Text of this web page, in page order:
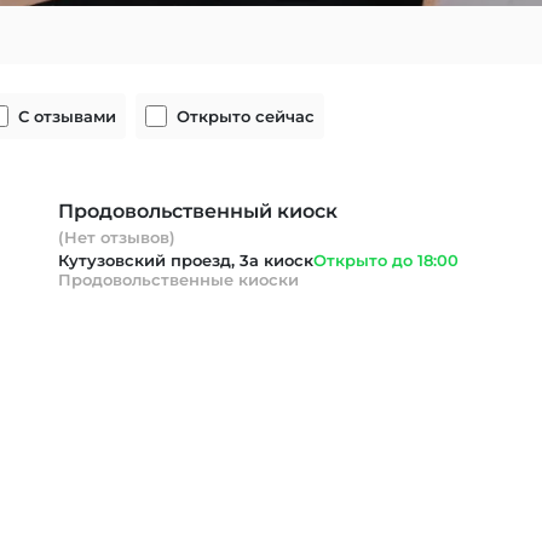
С отзывами Открыто сейчас
Продовольственный киоск
(Нет отзывов)
Кутузовский проезд, 3а киоскОткрыто до 18:00
Продовольственные киоски